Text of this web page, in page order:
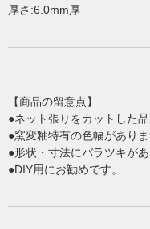
厚さ:6.0mm厚
【商品の留意点】
●ネット張りをカットした品
●窯変釉特有の色幅がありま
●形状・寸法にバラツキがあ
●DIY用にお勧めです。